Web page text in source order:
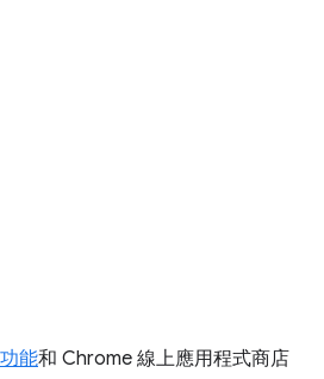
能和 Chrome 線上應用程式商店